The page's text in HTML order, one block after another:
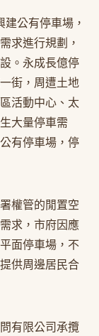
公有停車場，
求進行規劃，
。永成長億停
街，周遭土地
活動中心、太
大量停車需
有停車場，停
權管的閒置空
求，市府因應
面停車場，不
供周邊居民合
有限公司承攬